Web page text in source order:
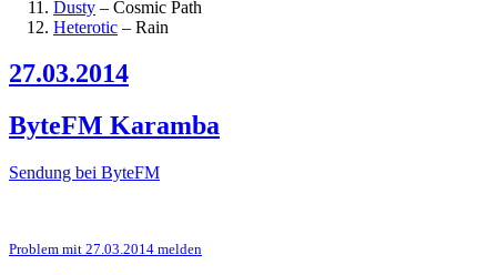
Dusty – Cosmic Path
Heterotic – Rain
27.03.2014
ByteFM Karamba
Sendung bei ByteFM
Problem mit 27.03.2014 melden